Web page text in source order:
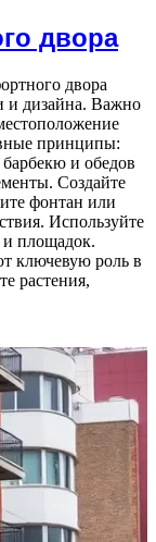
двора
двора
и дизайна. Важно
принципы:
и обедов
Создайте
фонтан или
Используйте
и площадок.
ключевую роль в
растения,